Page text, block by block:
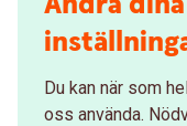
Du kan när som
oss använda.